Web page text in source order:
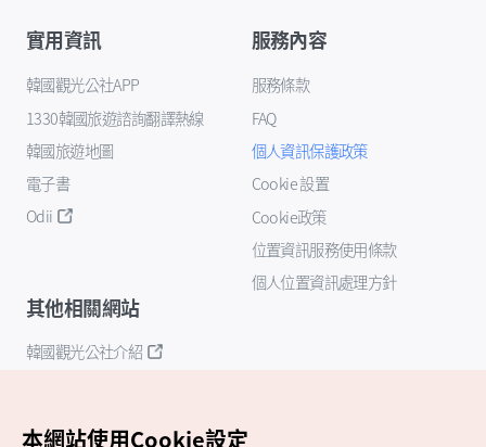
實用資訊
韓國觀光公社APP
1330韓國旅遊諮詢翻譯熱線
韓國旅遊地圖
電子書
Odii
服務內容
服務條款
FAQ
個人資訊保護政策
Cookie 設置
Cookie政策
位置資訊服務使用條款
個人位置資訊處理方針
其他相關網站
韓國觀光公社介紹
本網站使用Cookie設定